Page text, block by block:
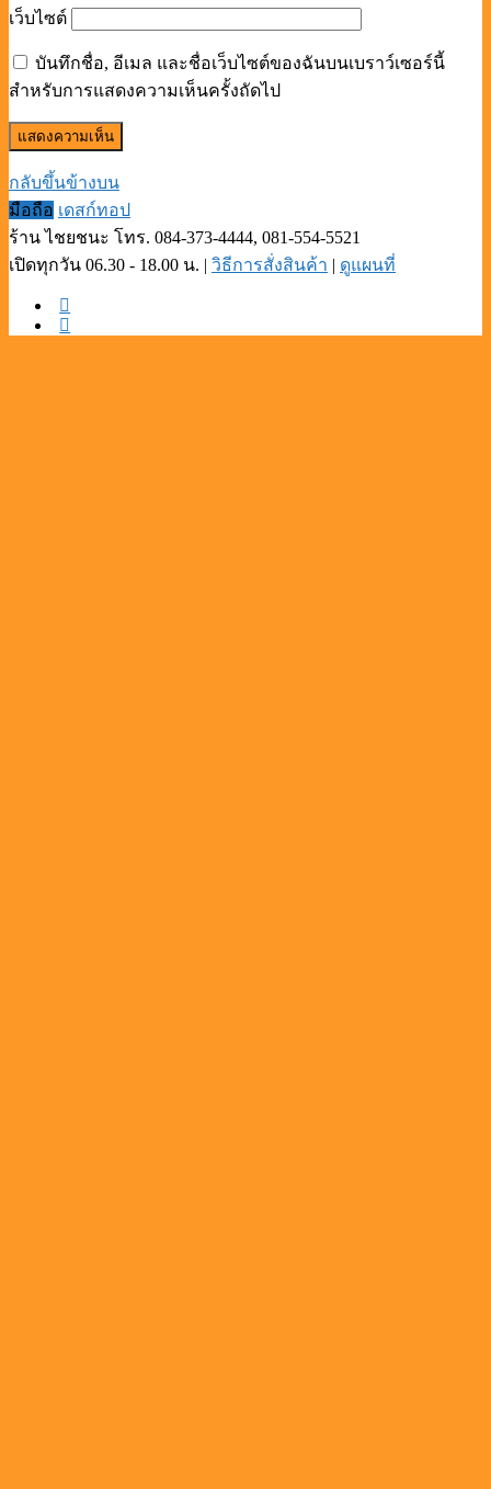
เว็บไซต์
บันทึกชื่อ, อีเมล และชื่อเว็บไซต์ของฉันบนเบราว์เซอร์นี้
สำหรับการแสดงความเห็นครั้งถัดไป
กลับขึ้นข้างบน
มือถือ เดสก์ทอป
ร้าน ไชยชนะ โทร. 084-373-4444, 081-554-5521
เปิดทุกวัน 06.30 - 18.00 น. | วิธีการสั่งสินค้า | ดูแผนที่